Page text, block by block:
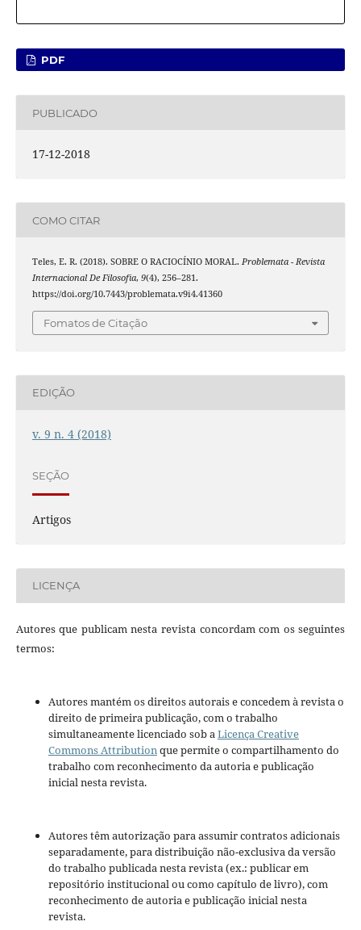
PDF
PUBLICADO
17-12-2018
COMO CITAR
Teles, E. R. (2018). SOBRE O RACIOCÍNIO MORAL. Problemata - Revista
Internacional De Filosofia, 9(4), 256–281.
https://doi.org/10.7443/problemata.v9i4.41360
Fomatos de Citação
EDIÇÃO
v. 9 n. 4 (2018)
SEÇÃO
Artigos
LICENÇA
Autores que publicam nesta revista concordam com os seguintes
termos:
Autores mantém os direitos autorais e concedem à revista o
direito de primeira publicação, com o trabalho
simultaneamente licenciado sob aLicença Creative
Commons Attributionque permite o compartilhamento do
trabalho com reconhecimento da autoria e publicação
inicial nesta revista.
Autores têm autorização para assumir contratos adicionais
separadamente, para distribuição não-exclusiva da versão
do trabalho publicada nesta revista (ex.: publicar em
repositório institucional ou como capítulo de livro), com
reconhecimento de autoria e publicação inicial nesta
revista.